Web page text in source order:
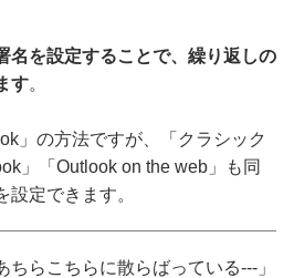
名を設定することで、繰り返しの
す。
」の方法ですが、「クラシック
」「Outlook on the web」も同
定できます。
ちらこちらに散らばっている---」